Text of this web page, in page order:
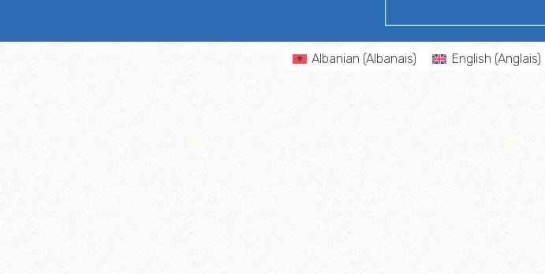
Albanian (Albanais) English (Anglais)